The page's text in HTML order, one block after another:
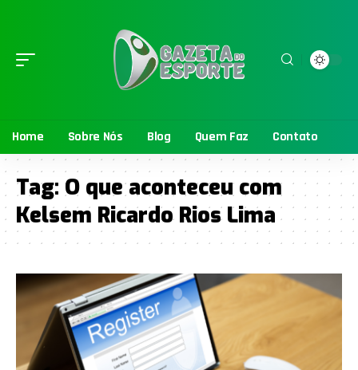
Home Sobre Nós Blog Quem Faz Contato
Tag: O que aconteceu com
Kelsem Ricardo Rios Lima